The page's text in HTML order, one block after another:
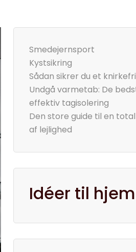
Smedejernsport
Kystsikring
Sådan sikrer du et
Undgå varmetab: De
effektiv tagisolering
Den store guide til en
af lejlighed
Idéer til